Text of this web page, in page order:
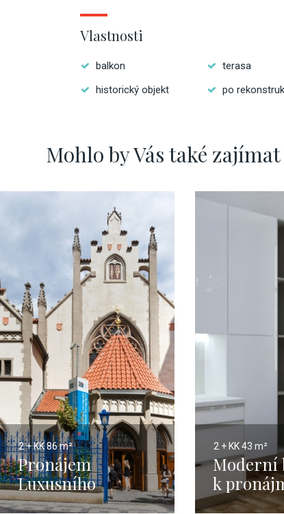
Vlastnosti
balkon
terasa
historický objekt
po
Mohlo by Vás také zajímat
2 + KK86 m²
Pronájem
Luxusního
mezonetu, 2+kk,
2 + KK43 m²
Moderní
k
2